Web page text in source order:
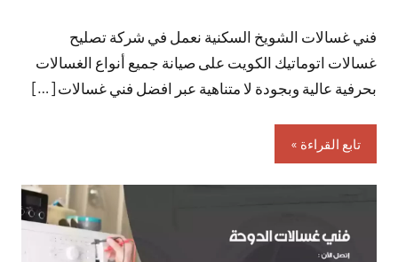
تعليقات
فني غسالات الشويخ السكنية نعمل في شركة تصليح
غسالات اتوماتيك الكويت على صيانة جميع أنواع الغسالات
بحرفية عالية وبجودة لا متناهية عبر افضل فني غسالات […]
تابع القراءة